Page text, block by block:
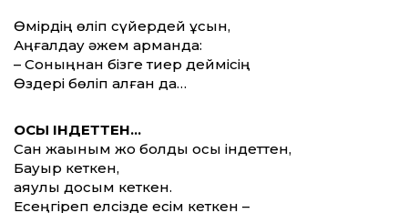
Өмірдің өліп сүйердей құсын,
Аңғалдау әжем арманда:
– Соныңнан бізге тиер деймісің
Өздері бөліп алған да…
ОСЫ ІНДЕТТЕН…
Сан жақыным жоқ болды осы індеттен,
Бауыр кеткен,
аяулы досым кеткен.
Есеңгіреп елсізде есім кеткен –